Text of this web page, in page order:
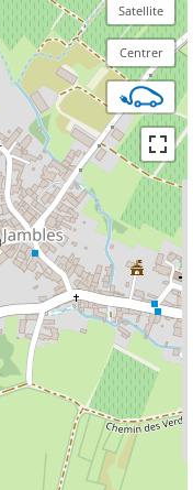
Satellite
Centrer